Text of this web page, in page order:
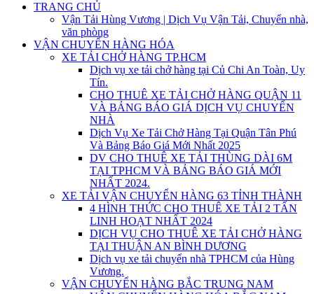
TRANG CHỦ
Vận Tải Hùng Vương | Dịch Vụ Vận Tải, Chuyển nhà,
văn phòng
VẬN CHUYỂN HÀNG HÓA
XE TẢI CHỞ HÀNG TP.HCM
Dịch vụ xe tải chở hàng tại Củ Chi An Toàn, Uy
Tín.
CHO THUÊ XE TẢI CHỞ HÀNG QUẬN 11
VÀ BẢNG BÁO GIÁ DỊCH VỤ CHUYỂN
NHÀ
Dịch Vụ Xe Tải Chở Hàng Tại Quận Tân Phú
Và Bảng Báo Giá Mới Nhất 2025
DV CHO THUÊ XE TẢI THÙNG DÀI 6M
TẠI TPHCM VÀ BẢNG BÁO GIÁ MỚI
NHẤT 2024.
XE TẢI VẬN CHUYỂN HÀNG 63 TỈNH THÀNH
4 HÌNH THỨC CHO THUÊ XE TẢI 2 TẤN
LINH HOẠT NHẤT 2024
DỊCH VỤ CHO THUÊ XE TẢI CHỞ HÀNG
TẠI THUẬN AN BÌNH DƯƠNG
Dịch vụ xe tải chuyển nhà TPHCM của Hùng
Vương.
VẬN CHUYỂN HÀNG BẮC TRUNG NAM